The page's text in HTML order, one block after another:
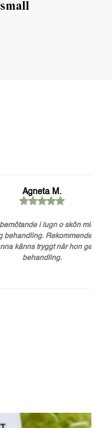
Agneta M.
i lugn o skön miljö. En
behandling. Rekommenderar
känns tryggt när hon ger
behandling.